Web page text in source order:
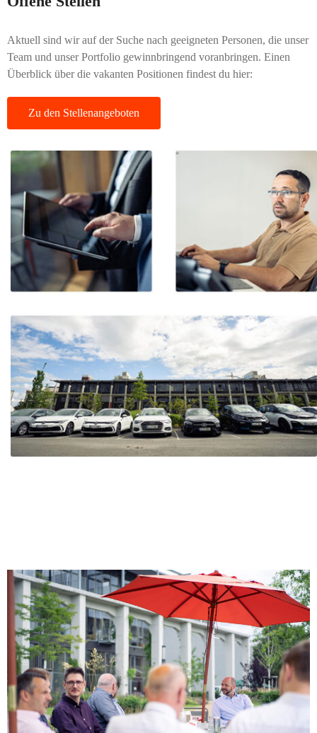
Aktuell sind wir auf der Suche nach geeigneten Personen, die unser
Team und unser Portfolio gewinnbringend voranbringen. Einen
Überblick über die vakanten Positionen findest du hier:
Zu den Stellenangeboten